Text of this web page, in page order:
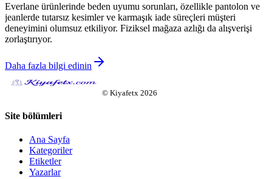
Everlane ürünlerinde beden uyumu sorunları, özellikle pantolon ve
jeanlerde tutarsız kesimler ve karmaşık iade süreçleri müşteri
deneyimini olumsuz etkiliyor. Fiziksel mağaza azlığı da alışverişi
zorlaştırıyor.
Daha fazla bilgi edinin
© Kiyafetx 2026
Site bölümleri
Ana Sayfa
Kategoriler
Etiketler
Yazarlar